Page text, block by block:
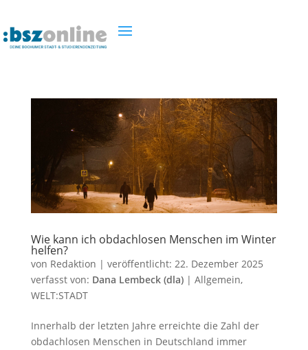
Wie kann ich obdachlosen Menschen im Winter
helfen?
von Redaktion | veröffentlicht: 22. Dezember 2025
verfasst von: Dana Lembeck (dla)| Allgemein,
WELT:STADT
Innerhalb der letzten Jahre erreichte die Zahl der
obdachlosen Menschen in Deutschland immer